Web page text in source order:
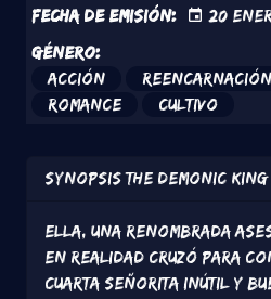
Fecha de emisión:
20
Género:
Acción
Reencarnación
Romance
Cultivo
SynopsisThe Demonic
Ella, una renombrada
en realidad cruzó para
Cuarta Señorita inútil y